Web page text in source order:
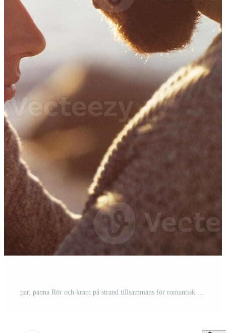
par, panna Rör och kram på strand tillsammans för romantisk solnedgång, bindning i natur och kärlek. Lycklig, man och kvinna omfamning på hav sida för Semester, äventyr och sommar resa eller semester Pro Foto